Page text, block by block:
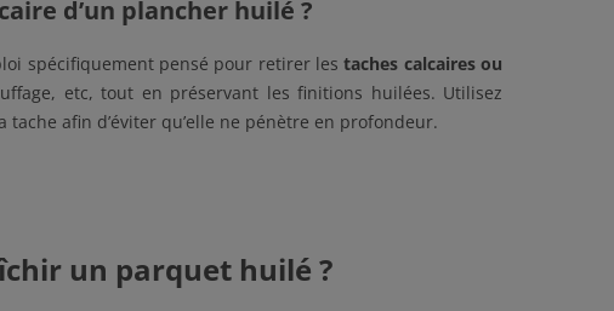
d’un plancher huilé ?
spécifiquement pensé pour retirer lestaches calcaires ou
etc, tout en préservant les finitions huilées. Utilisez
afin d’éviter qu’elle ne pénètre en profondeur.
un parquet huilé ?